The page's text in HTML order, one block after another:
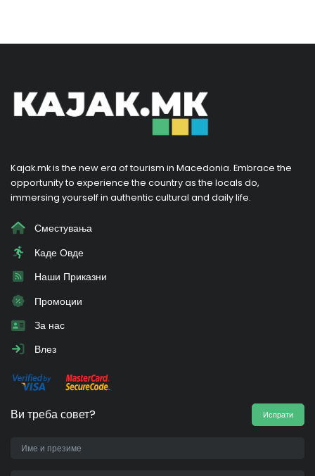
Kajak.mk is the new era of tourism in Macedonia. Embrace the
opportunity to experience the country as the locals do,
immersing yourself in authentic cultural and daily life.
Сместувања
Каде Овде
Наши Приказни
Промоции
За нас
Влез
Ви треба совет? Испрати